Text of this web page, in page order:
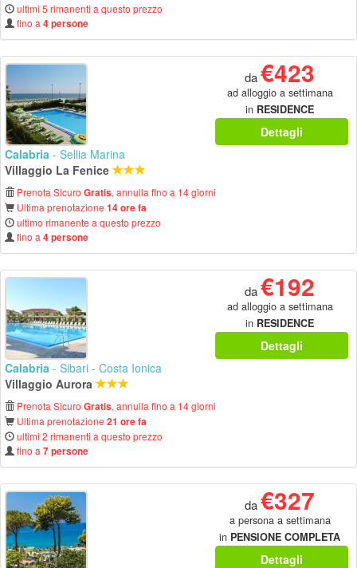
ultimi 5 rimanenti a questo prezzo
fino a 4 persone
da€423
ad alloggio a settimana
in RESIDENCE
Dettagli
Calabria - Sellia Marina
Villaggio La Fenice
Prenota Sicuro Gratis, annulla fino a 14 giorni
Ultima prenotazione 14 ore fa
ultimo rimanente a questo prezzo
fino a 4 persone
da€192
ad alloggio a settimana
in RESIDENCE
Dettagli
Calabria - Sibari - Costa Ionica
Villaggio Aurora
Prenota Sicuro Gratis, annulla fino a 14 giorni
Ultima prenotazione 21 ore fa
ultimi 2 rimanenti a questo prezzo
fino a 7 persone
da€327
a persona a settimana
in PENSIONE COMPLETA
Dettagli